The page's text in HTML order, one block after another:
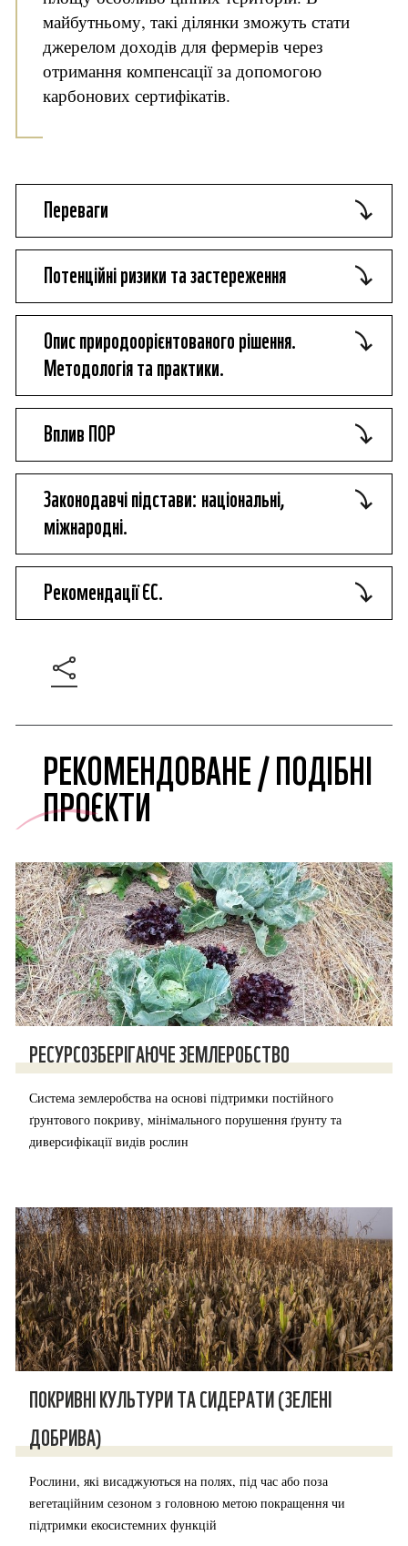
майбутньому, такі ділянки зможуть стати
джерелом доходів для фермерів через
отримання компенсації за допомогою
карбонових сертифікатів.
Переваги
Потенційні ризики та застереження
Опис природоорієнтованого рішення.
Методологія та практики.
Вплив ПОР
Законодавчі підстави: національні,
міжнародні.
Рекомендації ЄС.
РЕКОМЕНДОВАНЕ / ПОДІБНІ
ПРОЄКТИ
РЕСУРСОЗБЕРІГАЮЧЕ ЗЕМЛЕРОБСТВО
Система землеробства на основі підтримки постійного
ґрунтового покриву, мінімального порушення ґрунту та
диверсифікації видів рослин
ПОКРИВНІ КУЛЬТУРИ ТА СИДЕРАТИ (ЗЕЛЕНІ
ДОБРИВА)
Рослини, які висаджуються на полях, під час або поза
вегетаційним сезоном з головною метою покращення чи
підтримки екосистемних функцій